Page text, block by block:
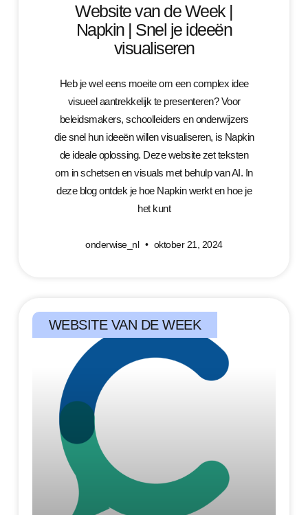
Website van de Week |
Napkin | Snel je ideeën
visualiseren
Heb je wel eens moeite om een complex idee
visueel aantrekkelijk te presenteren? Voor
beleidsmakers, schoolleiders en onderwijzers
die snel hun ideeën willen visualiseren, is Napkin
de ideale oplossing. Deze website zet teksten
om in schetsen en visuals met behulp van AI. In
deze blog ontdek je hoe Napkin werkt en hoe je
het kunt
onderwise_nl oktober 21, 2024
WEBSITE VAN DE WEEK